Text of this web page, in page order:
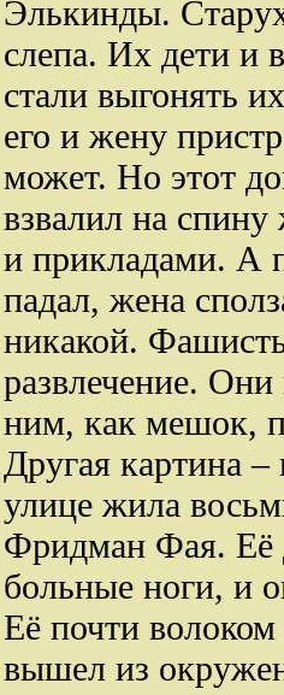
Элькинды.
слепа. Их дети и
стали выгонять
его и жену
может. Но этот
взвалил на
и прикладами. А
падал, жена
никакой.
развлечение. Они
ним, как мешок,
Другая картина
улице жила
Фридман Фая. Её
больные ноги, и
Её почти
вышел из